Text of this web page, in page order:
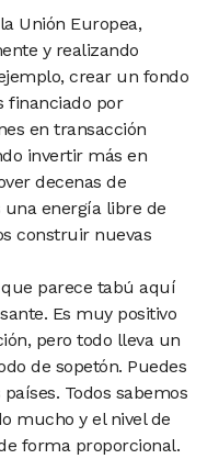
Unión Europea,
y realizando
crear un fondo
financiado por
en transacción
invertir más en
decenas de
energía libre de
construir nuevas
parece tabú aquí
Es muy positivo
pero todo lleva un
de sopetón. Puedes
Todos sabemos
mucho y el nivel de
forma proporcional.